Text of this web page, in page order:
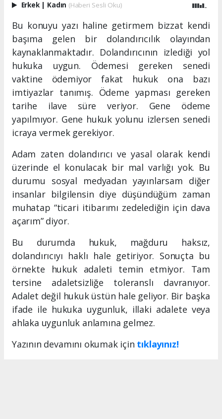
Erkek Kadın (Haberi Sesli Oku)
Bu konuyu yazı haline getirmem bizzat kendi
başıma gelen bir dolandırıcılık olayından
kaynaklanmaktadır. Dolandırıcının izlediği yol
hukuka uygun. Ödemesi gereken senedi
vaktine ödemiyor fakat hukuk ona bazı
imtiyazlar tanımış. Ödeme yapması gereken
tarihe ilave süre veriyor. Gene ödeme
yapılmıyor. Gene hukuk yolunu izlersen senedi
icraya vermek gerekiyor.
Adam zaten dolandırıcı ve yasal olarak kendi
üzerinde el konulacak bir mal varlığı yok. Bu
durumu sosyal medyadan yayınlarsam diğer
insanlar bilgilensin diye düşündüğüm zaman
muhatap “ticari itibarımı zedelediğin için dava
açarım” diyor.
Bu durumda hukuk, mağduru haksız,
dolandırıcıyı haklı hale getiriyor. Sonuçta bu
örnekte hukuk adaleti temin etmiyor. Tam
tersine adaletsizliğe toleranslı davranıyor.
Adalet değil hukuk üstün hale geliyor. Bir başka
ifade ile hukuka uygunluk, illaki adalete veya
ahlaka uygunluk anlamına gelmez.
Yazının devamını okumak için tıklayınız!